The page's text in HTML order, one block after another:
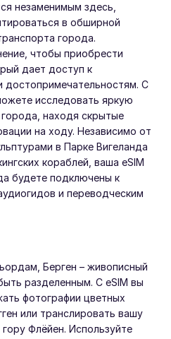
незаменимым здесь,
в обширной
города.
чтобы приобрести
дает доступ к
достопримечательностям. С
исследовать яркую
находя скрытые
на ходу. Независимо от
в Парке Вигеланда
кораблей, ваша eSIM
будете подключены к
и переводческим
Берген – живописный
разделенным. С eSIM вы
фотографии цветных
или транслировать вашу
Флёйен. Используйте